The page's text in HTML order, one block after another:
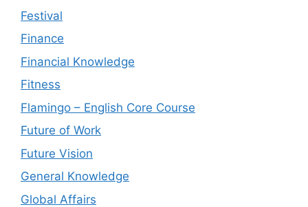
Festival
Finance
Financial Knowledge
Fitness
Flamingo – English Core Course
Future of Work
Future Vision
General Knowledge
Global Affairs